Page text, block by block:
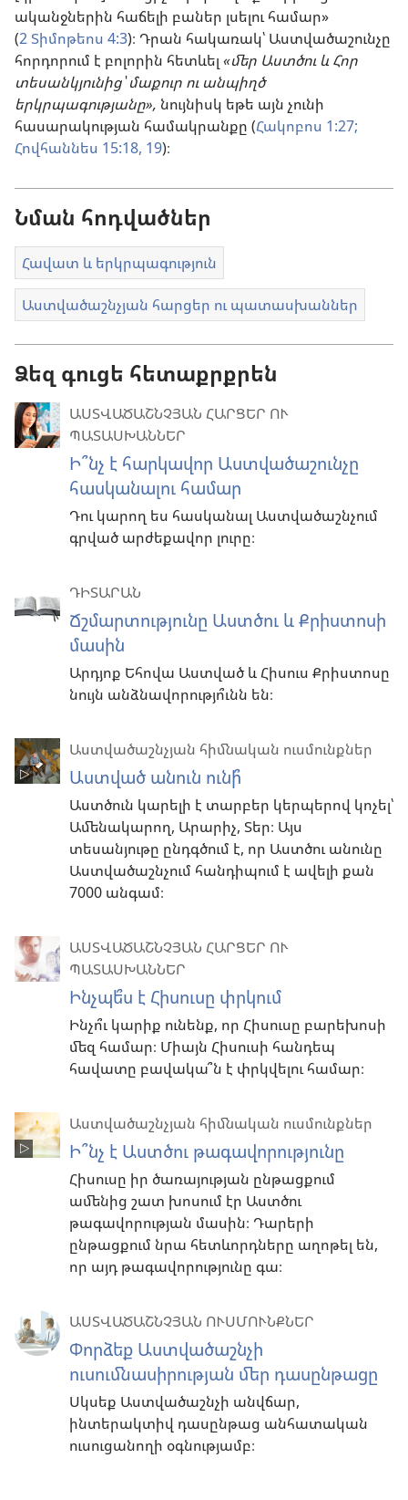
ականջներին հաճելի բաներ լսելու համար»
(2 Տիմոթեոս 4:3)։ Դրան հակառակ՝ Աստվածաշունչը
հորդորում է բոլորին հետևել «մեր Աստծու և Հոր
տեսանկյունից՝ մաքուր ու անպիղծ
երկրպագությանը», նույնիսկ եթե այն չունի
հասարակության համակրանքը (Հակոբոս 1:27;
Հովհաննես 15:18, 19)։
Նման հոդվածներ
Հավատ և երկրպագություն
Աստվածաշնչյան հարցեր ու պատասխաններ
Ձեզ գուցե հետաքրքրեն
ԱՍՏՎԱԾԱՇՆՉՅԱՆ ՀԱՐՑԵՐ ՈՒ
ՊԱՏԱՍԽԱՆՆԵՐ
Ի՞նչ է հարկավոր Աստվածաշունչը
հասկանալու համար
Դու կարող ես հասկանալ Աստվածաշնչում
գրված արժեքավոր լուրը։
ԴԻՏԱՐԱՆ
Ճշմարտությունը Աստծու և Քրիստոսի
մասին
Արդյոք Եհովա Աստված և Հիսուս Քրիստոսը
նույն անձնավորությո՞ւնն են։
Աստվածաշնչյան հիմնական ուսմունքներ
Աստված անուն ունի՞
Աստծուն կարելի է տարբեր կերպերով կոչել՝
Ամենակարող, Արարիչ, Տեր։ Այս
տեսանյութը ընդգծում է, որ Աստծու անունը
Աստվածաշնչում հանդիպում է ավելի քան
7000 անգամ։
ԱՍՏՎԱԾԱՇՆՉՅԱՆ ՀԱՐՑԵՐ ՈՒ
ՊԱՏԱՍԽԱՆՆԵՐ
Ինչպե՞ս է Հիսուսը փրկում
Ինչո՞ւ կարիք ունենք, որ Հիսուսը բարեխոսի
մեզ համար։ Միայն Հիսուսի հանդեպ
հավատը բավակա՞ն է փրկվելու համար։
Աստվածաշնչյան հիմնական ուսմունքներ
Ի՞նչ է Աստծու թագավորությունը
Հիսուսը իր ծառայության ընթացքում
ամենից շատ խոսում էր Աստծու
թագավորության մասին։ Դարերի
ընթացքում նրա հետևորդները աղոթել են,
որ այդ թագավորությունը գա։
ԱՍՏՎԱԾԱՇՆՉՅԱՆ ՈՒՍՄՈՒՆՔՆԵՐ
Փորձեք Աստվածաշնչի
ուսումնասիրության մեր դասընթացը
Սկսեք Աստվածաշնչի անվճար,
ինտերակտիվ դասընթաց անհատական
ուսուցանողի օգնությամբ։